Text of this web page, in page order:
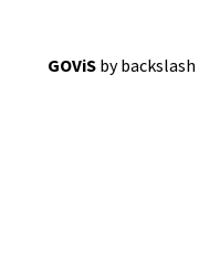
GOViSbybackslash